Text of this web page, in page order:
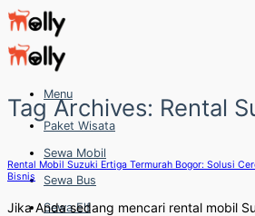
Skip
to
content
Menu
Paket Wisata
Sewa Mobil
Sewa Bus
Sewa Elf
Tag Archives: Rental
Rental Mobil Suzuki Ertiga Termurah Bogor: Solusi
Bisnis
Jika Anda sedang mencari rental mobil